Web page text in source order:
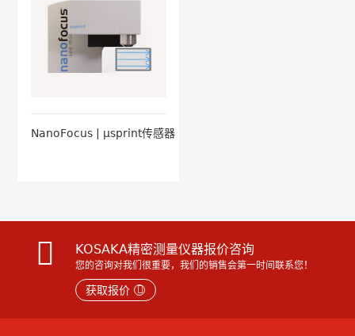
NanoFocus | μsprint传感器
KOSAKA精密测量仪器报价咨询
您的咨询对我们很重要，我们的销售会第一时间联系您！
获取报价